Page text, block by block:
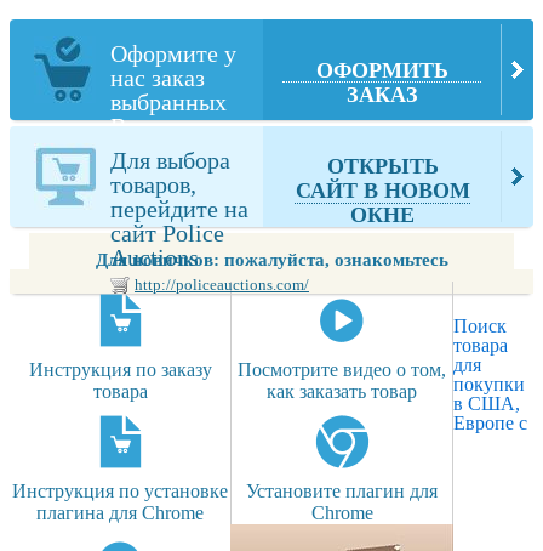
Оформите у
нас заказ
выбранных
Вами товаров
из Police
Auctions
ОФОРМИТЬ
ЗАКАЗ
Для выбора
товаров,
перейдите на
сайт Police
Auctions
http://policeauctions.com/
ОТКРЫТЬ
САЙТ В НОВОМ
ОКНЕ
Для новичков: пожалуйста, ознакомьтесь
Инструкция по заказу
товара
Посмотрите видео о том,
как заказать товар
Инструкция по установке
плагина для Chrome
Установите плагин для
Chrome
Поиск
товара
для
покупки
в США,
Европе с